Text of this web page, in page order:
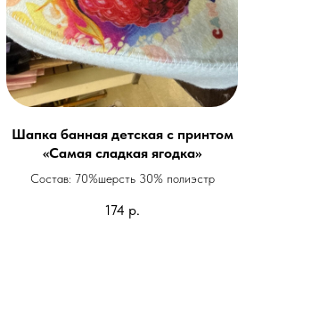
Шапка банная детская с принтом
«Самая сладкая ягодка»
Состав: 70%шерсть 30% полиэстр
174 р.